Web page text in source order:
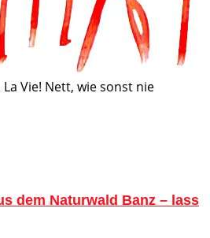
Vie! Nett, wie sonst nie
dem Naturwald Banz – lass